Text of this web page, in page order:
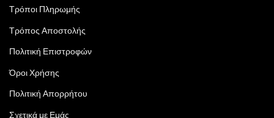
Τρόποι Πληρωμής
Τρόπος Αποστολής
Πολιτική Επιστροφών
Όροι Χρήσης
Πολιτική Απορρήτου
Σχετικά με Εμάς